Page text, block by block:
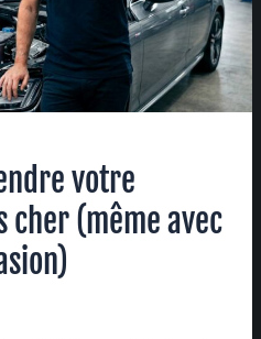
votre
(même avec